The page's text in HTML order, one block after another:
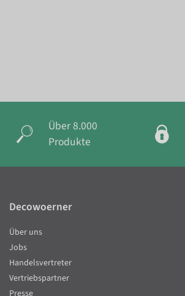
Über 8.000
Produkte
Decowoerner
Über uns
Jobs
Handelsvertreter
Vertriebspartner